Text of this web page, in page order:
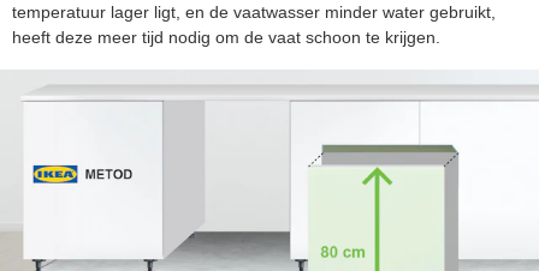
temperatuur lager ligt, en de vaatwasser minder water gebruikt,
heeft deze meer tijd nodig om de vaat schoon te krijgen.